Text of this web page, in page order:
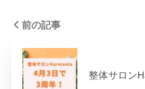
前の記事
整体サロン